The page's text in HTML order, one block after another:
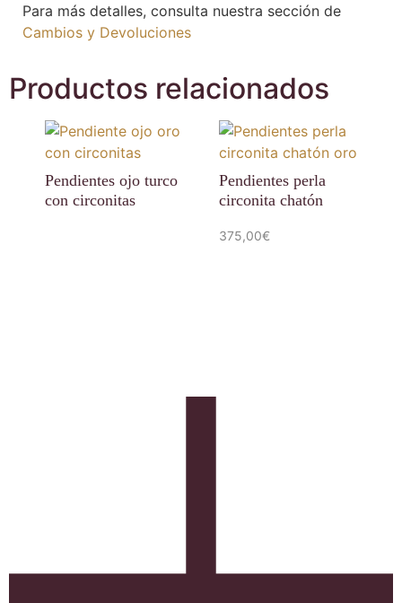
Para más detalles, consulta nuestra sección de
Cambios y Devoluciones
Productos relacionados
Pendientes ojo turco
con circonitas
Pendientes perla
circonita chatón
375,00€